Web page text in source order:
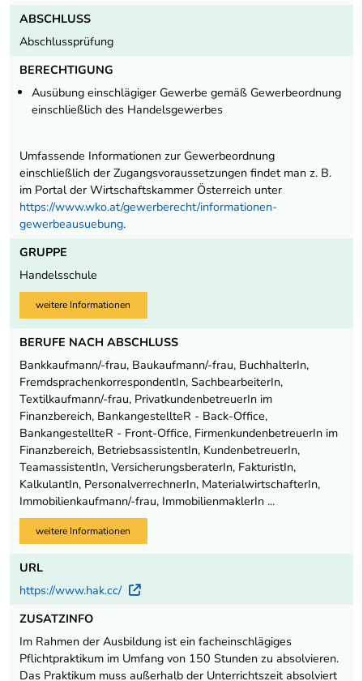
ABSCHLUSS
Abschlussprüfung
BERECHTIGUNG
Ausübung einschlägiger Gewerbe gemäß Gewerbeordnung
einschließlich des Handelsgewerbes
Umfassende Informationen zur Gewerbeordnung
einschließlich der Zugangsvoraussetzungen findet man z. B.
im Portal der Wirtschaftskammer Österreich unter
https://www.wko.at/gewerberecht/informationen-
gewerbeausuebung.
GRUPPE
Handelsschule
weitere Informationen
BERUFE NACH ABSCHLUSS
Bankkaufmann/-frau, Baukaufmann/-frau, BuchhalterIn,
FremdsprachenkorrespondentIn, SachbearbeiterIn,
Textilkaufmann/-frau, PrivatkundenbetreuerIn im
Finanzbereich, BankangestellteR - Back-Office,
BankangestellteR - Front-Office, FirmenkundenbetreuerIn im
Finanzbereich, BetriebsassistentIn, KundenbetreuerIn,
TeamassistentIn, VersicherungsberaterIn, FakturistIn,
KalkulantIn, PersonalverrechnerIn, MaterialwirtschafterIn,
Immobilienkaufmann/-frau, ImmobilienmaklerIn ...
weitere Informationen
URL
https://www.hak.cc/
Externer Link
ZUSATZINFO
Im Rahmen der Ausbildung ist ein facheinschlägiges
Pflichtpraktikum im Umfang von 150 Stunden zu absolvieren.
Das Praktikum muss außerhalb der Unterrichtszeit absolviert